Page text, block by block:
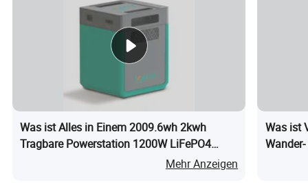
• All-in-One-Lösung Integrer Wechselrichter, Batterie, BMS
und MPPT für umfassendes Energiemanagement.
• die Wechselspannung wurde auf 90V bis 280V aufgerüstet,
wodurch das Produkt für anspruchsvolle Leistungsumgebungen
geeignet ist.
• leistungsstarke Leistung 1200W kontinuierliche Leistung
unterstützt eine breite Palette von Geräten von Telefonen (242
Was ist Alles in Einem 2009.6wh 2kwh
Tragbare Powerstation 1200W LiFePO4
Solar Generator Notfall BackupMehr Anzeigen
Was ist